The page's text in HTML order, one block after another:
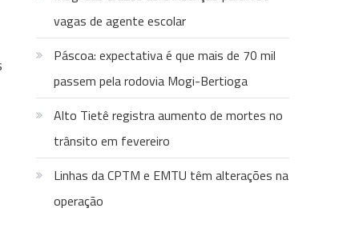
vagas de agente escolar
Páscoa: expectativa é que mais de 70 mil
passem pela rodovia Mogi-Bertioga
Alto Tietê registra aumento de mortes no
trânsito em fevereiro
Linhas da CPTM e EMTU têm alterações na
operação